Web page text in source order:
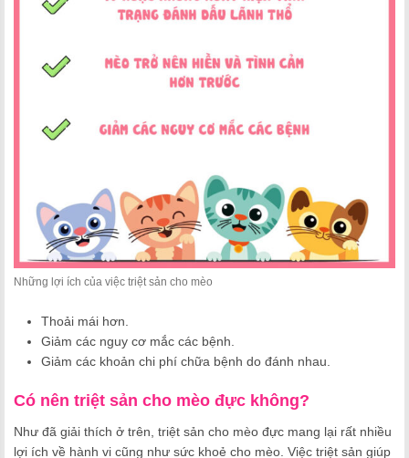
Những lợi ích của việc triệt sản cho mèo
Thoải mái hơn.
Giảm các nguy cơ mắc các bệnh.
Giảm các khoản chi phí chữa bệnh do đánh nhau.
Có nên triệt sản cho mèo đực không?
Như đã giải thích ở trên, triệt sản cho mèo đực mang lại rất nhiều
lợi ích về hành vi cũng như sức khoẻ cho mèo. Việc triệt sản giúp